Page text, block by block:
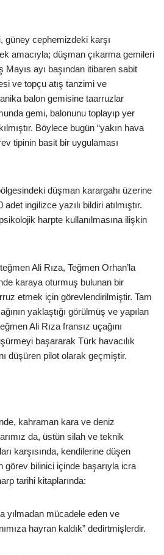
güney cephemizdeki karşı
amacıyla; düşman çıkarma gemileri
Mayıs ayı başından itibaren sabit
ve topçu atış tanzimi ve
balon gemisine taarruzlar
gemi, balonunu toplayıp yer
Böylece bugün “yakın hava
tipinin basit bir uygulaması
düşman karargahı üzerine
ingilizce yazılı bildiri atılmıştır.
harpte kullanılmasına ilişkin
Ali Rıza, Teğmen Orhan’la
karaya oturmuş bulunan bir
etmek için görevlendirilmiştir. Tam
yaklaştığı görülmüş ve yapılan
Ali Rıza fransız uçağını
başararak Türk havacılık
düşüren pilot olarak geçmiştir.
kahraman kara ve deniz
da, üstün silah ve teknik
karşısında, kendilerine düşen
bilinici içinde başarıyla icra
tarihi kitaplarında:
yılmadan mücadele eden ve
hayran kaldık” dedirtmişlerdir.